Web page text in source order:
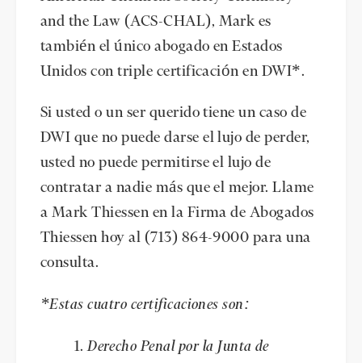
and the Law (ACS-CHAL), Mark es
también el único abogado en Estados
Unidos con triple certificación en DWI*.
Si usted o un ser querido tiene un caso de
DWI que no puede darse el lujo de perder,
usted no puede permitirse el lujo de
contratar a nadie más que el mejor. Llame
a Mark Thiessen en la Firma de Abogados
Thiessen hoy al (713) 864-9000 para una
consulta.
*Estas cuatro certificaciones son:
Derecho Penal por la Junta de